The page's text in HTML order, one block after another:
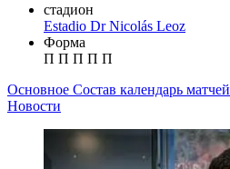
стадион
Estadio Dr Nicolás Leoz
Форма
П П П П П
Основное Состав календарь матчей
Новости